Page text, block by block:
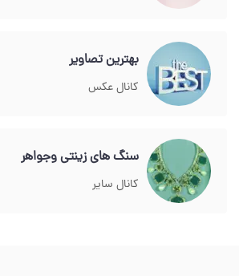
بهترین تصاویر
کانال عکس
سنگ های زینتی وجواهر
کانال سایر